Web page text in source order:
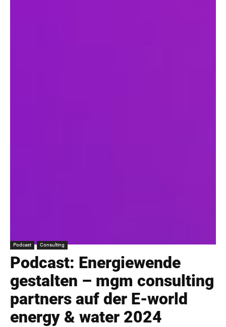
Podcast Consulting
Podcast: Energiewende
gestalten – mgm consulting
partners auf der E-world
energy & water 2024